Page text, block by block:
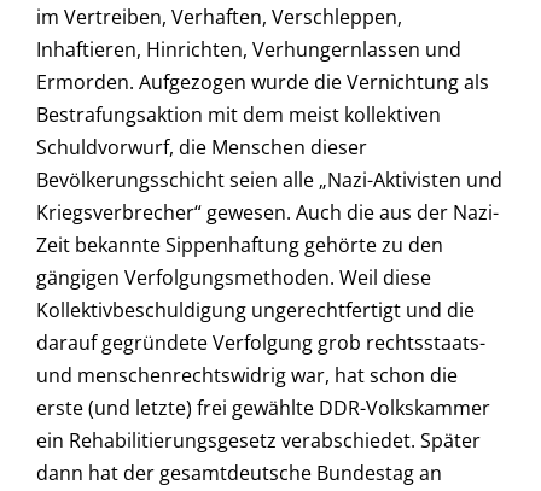
im Vertreiben, Verhaften, Verschleppen,
Inhaftieren, Hinrichten, Verhungernlassen und
Ermorden. Aufgezogen wurde die Vernichtung als
Bestrafungsaktion mit dem meist kollektiven
Schuldvorwurf, die Menschen dieser
Bevölkerungsschicht seien alle „Nazi-Aktivisten und
Kriegsverbrecher“ gewesen. Auch die aus der Nazi-
Zeit bekannte Sippenhaftung gehörte zu den
gängigen Verfolgungsmethoden. Weil diese
Kollektivbeschuldigung ungerechtfertigt und die
darauf gegründete Verfolgung grob rechtsstaats-
und menschenrechtswidrig war, hat schon die
erste (und letzte) frei gewählte DDR-Volkskammer
ein Rehabilitierungsgesetz verabschiedet. Später
dann hat der gesamtdeutsche Bundestag an